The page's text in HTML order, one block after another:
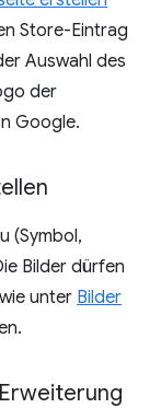
Store-Eintrag
Auswahl des
der
Google.
(Symbol,
Bilder dürfen
unter Bilder